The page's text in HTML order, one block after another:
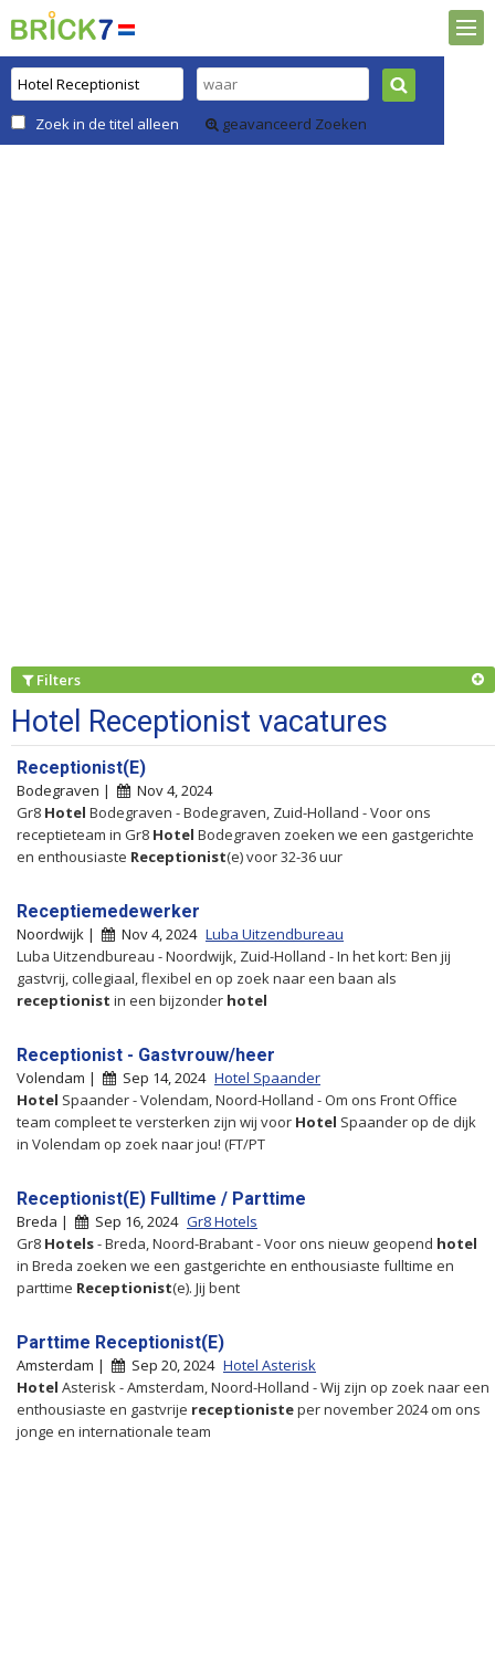
Zoek in de titel alleen geavanceerd Zoeken
Filters
Hotel Receptionist vacatures
Receptionist(E)
Bodegraven |
Nov 4, 2024
Gr8 Hotel Bodegraven - Bodegraven, Zuid-Holland - Voor ons
receptieteam in Gr8 Hotel Bodegraven zoeken we een gastgerichte
en enthousiaste Receptionist(e) voor 32-36 uur
Receptiemedewerker
Noordwijk | Nov 4, 2024 Luba Uitzendbureau
Luba Uitzendbureau - Noordwijk, Zuid-Holland - In het kort: Ben jij
gastvrij, collegiaal, flexibel en op zoek naar een baan als
receptionist in een bijzonder hotel
Receptionist - Gastvrouw/heer
Volendam | Sep 14, 2024 Hotel Spaander
Hotel Spaander - Volendam, Noord-Holland - Om ons Front Office
team compleet te versterken zijn wij voor Hotel Spaander op de dijk
in Volendam op zoek naar jou! (FT/PT
Receptionist(E) Fulltime / Parttime
Breda | Sep 16, 2024 Gr8 Hotels
Gr8 Hotels- Breda, Noord-Brabant - Voor ons nieuw geopend hotel
in Breda zoeken we een gastgerichte en enthousiaste fulltime en
parttime Receptionist(e). Jij bent
Parttime Receptionist(E)
Amsterdam | Sep 20, 2024 Hotel Asterisk
Hotel Asterisk - Amsterdam, Noord-Holland - Wij zijn op zoek naar een
enthousiaste en gastvrije receptionisteper november 2024 om ons
jonge en internationale team